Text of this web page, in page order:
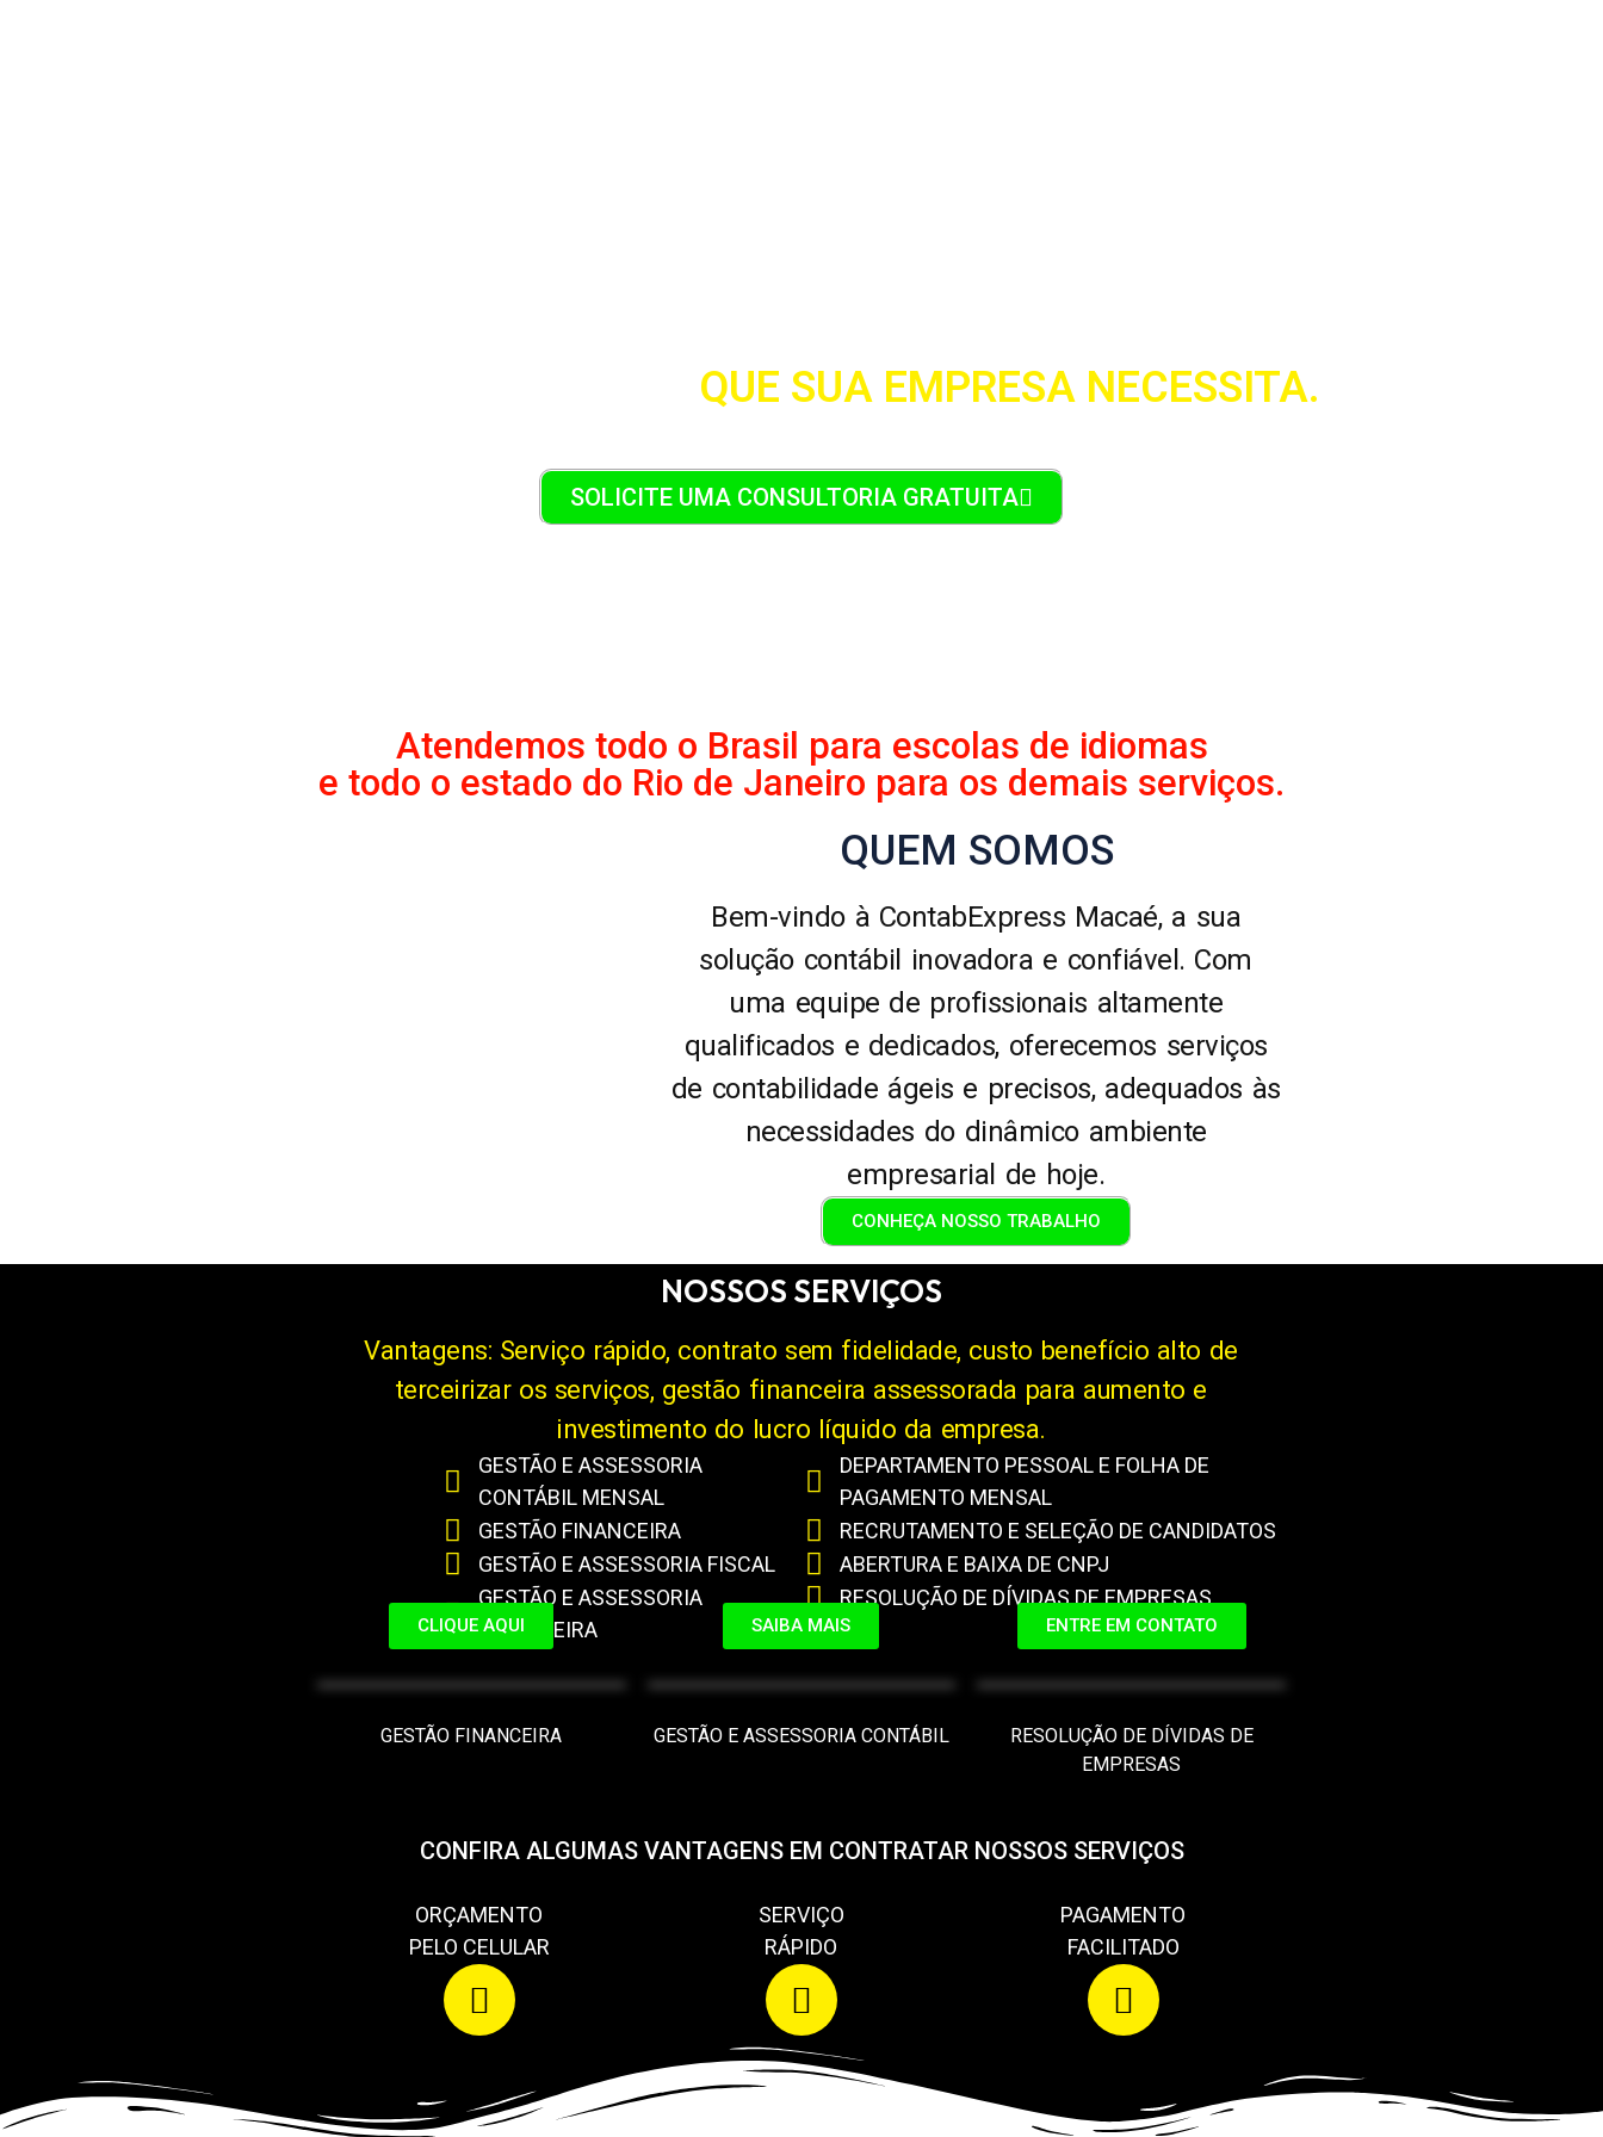
QUE SUA EMPRESA NECESSITA.
SOLICITE UMA CONSULTORIA GRATUITA
Atendemos todo o Brasil para escolas de idiomas
e todo o estado do Rio de Janeiro para os demais serviços.
QUEM SOMOS
Bem-vindo à ContabExpress Macaé, a sua
solução contábil inovadora e confiável. Com
uma equipe de profissionais altamente
qualificados e dedicados, oferecemos serviços
de contabilidade ágeis e precisos, adequados às
necessidades do dinâmico ambiente
empresarial de hoje.
CONHEÇA NOSSO TRABALHO
NOSSOS SERVIÇOS
Vantagens: Serviço rápido, contrato sem fidelidade, custo benefício alto de
terceirizar os serviços, gestão financeira assessorada para aumento e
investimento do lucro líquido da empresa.
GESTÃO E ASSESSORIA
CONTÁBIL MENSAL
GESTÃO FINANCEIRA
GESTÃO E ASSESSORIA FISCAL
GESTÃO E ASSESSORIA
FINANCEIRA
DEPARTAMENTO PESSOAL E FOLHA DE
PAGAMENTO MENSAL
RECRUTAMENTO E SELEÇÃO DE CANDIDATOS
ABERTURA E BAIXA DE CNPJ
RESOLUÇÃO DE DÍVIDAS DE EMPRESAS
CLIQUE AQUI
GESTÃO FINANCEIRA
SAIBA MAIS
GESTÃO E ASSESSORIA CONTÁBIL
ENTRE EM CONTATO
RESOLUÇÃO DE DÍVIDAS DE
EMPRESAS
CONFIRA ALGUMAS VANTAGENS EM CONTRATAR NOSSOS SERVIÇOS
ORÇAMENTO
PELO CELULAR
SERVIÇO
RÁPIDO
PAGAMENTO
FACILITADO